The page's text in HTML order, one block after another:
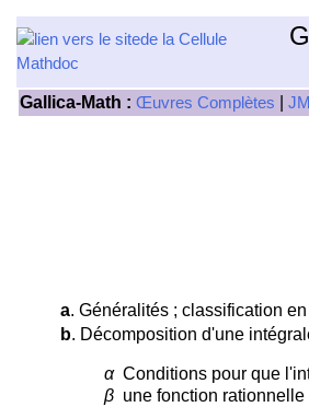
Gallica-Math : Œuvres Complètes
a. Généralités ; classification
b. Décomposition d'une
αConditions pour que
β une fonction